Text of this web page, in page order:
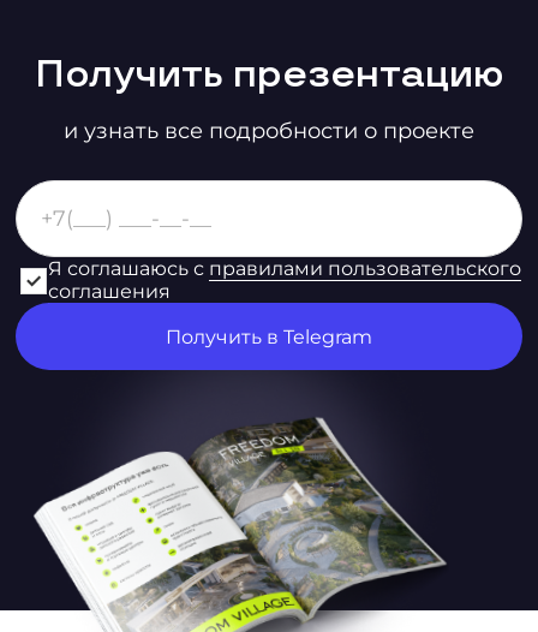
Получить презентацию
и узнать все подробности о проекте
Я соглашаюсь с правилами пользовательского
соглашения